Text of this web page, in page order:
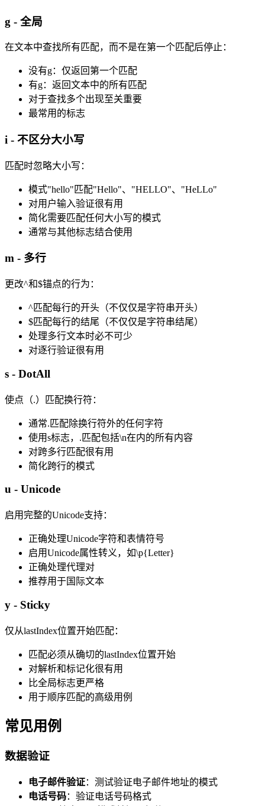
g - 全局
在文本中查找所有匹配，而不是在第一个匹配后停止：
没有g：仅返回第一个匹配
有g：返回文本中的所有匹配
对于查找多个出现至关重要
最常用的标志
i - 不区分大小写
匹配时忽略大小写：
模式"hello"匹配"Hello"、"HELLO"、"HeLLo"
对用户输入验证很有用
简化需要匹配任何大小写的模式
通常与其他标志结合使用
m - 多行
更改^和$锚点的行为：
^匹配每行的开头（不仅仅是字符串开头）
$匹配每行的结尾（不仅仅是字符串结尾）
处理多行文本时必不可少
对逐行验证很有用
s - DotAll
使点（.）匹配换行符：
通常.匹配除换行符外的任何字符
使用s标志，.匹配包括\n在内的所有内容
对跨多行匹配很有用
简化跨行的模式
u - Unicode
启用完整的Unicode支持：
正确处理Unicode字符和表情符号
启用Unicode属性转义，如\p{Letter}
正确处理代理对
推荐用于国际文本
y - Sticky
仅从lastIndex位置开始匹配：
匹配必须从确切的lastIndex位置开始
对解析和标记化很有用
比全局标志更严格
用于顺序匹配的高级用例
常见用例
数据验证
电子邮件验证：测试验证电子邮件地址的模式
电话号码：验证电话号码格式